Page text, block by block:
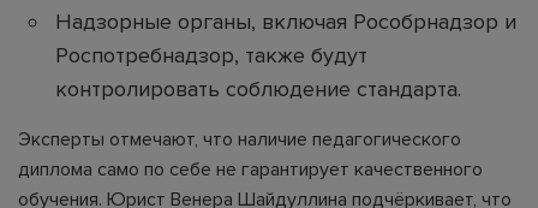
Надзорные органы, включая Рособрнадзор и
Роспотребнадзор, также будут
контролировать соблюдение стандарта.
Эксперты отмечают, что наличие педагогического
диплома само по себе не гарантирует качественного
обучения. Юрист Венера Шайдуллина подчёркивает, что